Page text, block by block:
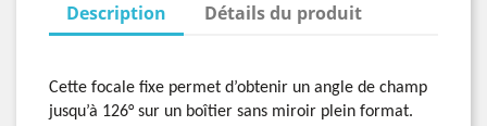
Description Détails du produit
Cette focale fixe permet d’obtenir un angle de champ
jusqu’à 126° sur un boîtier sans miroir plein format.